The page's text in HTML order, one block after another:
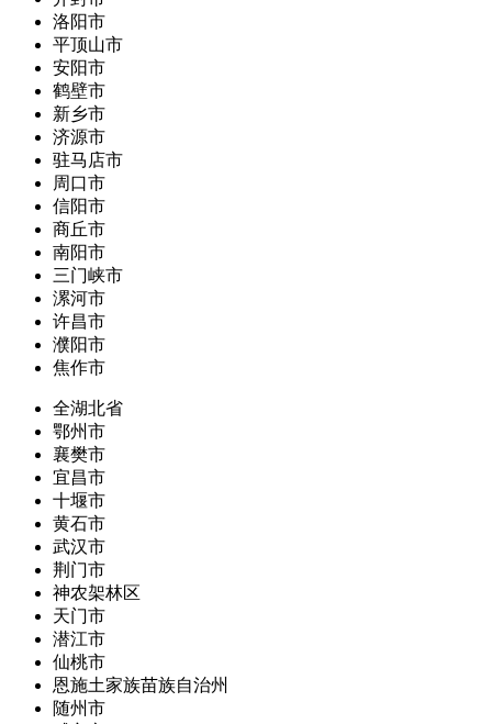
洛阳市
平顶山市
安阳市
鹤壁市
新乡市
济源市
驻马店市
周口市
信阳市
商丘市
南阳市
三门峡市
漯河市
许昌市
濮阳市
焦作市
全湖北省
鄂州市
襄樊市
宜昌市
十堰市
黄石市
武汉市
荆门市
神农架林区
天门市
潜江市
仙桃市
恩施土家族苗族自治州
随州市